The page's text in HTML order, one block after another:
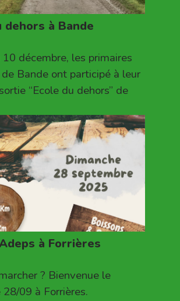
dehors à Bande
10 décembre, les primaires
de Bande ont participé à leur
“Ecole du dehors” de
à Forrières
? Bienvenue le
09 à Forrières.